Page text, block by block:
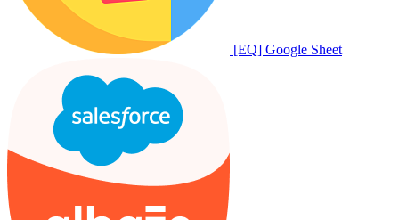
[EQ] Google Sheet